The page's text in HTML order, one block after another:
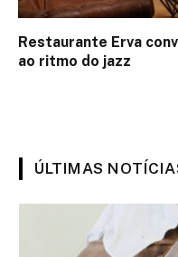
Restaurante Erva
ao ritmo do jazz
ÚLTIMAS